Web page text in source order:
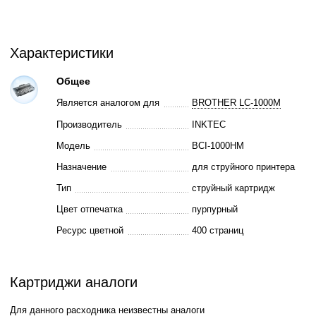
Характеристики
Общее
Является аналогом для BROTHER LC-1000M
Производитель
INKTEC
Модель
BCI-1000HM
Назначение
для струйного принтера
Тип
струйный картридж
Цвет отпечатка
пурпурный
Ресурс цветной
400 страниц
Картриджи аналоги
Для данного расходника неизвестны аналоги